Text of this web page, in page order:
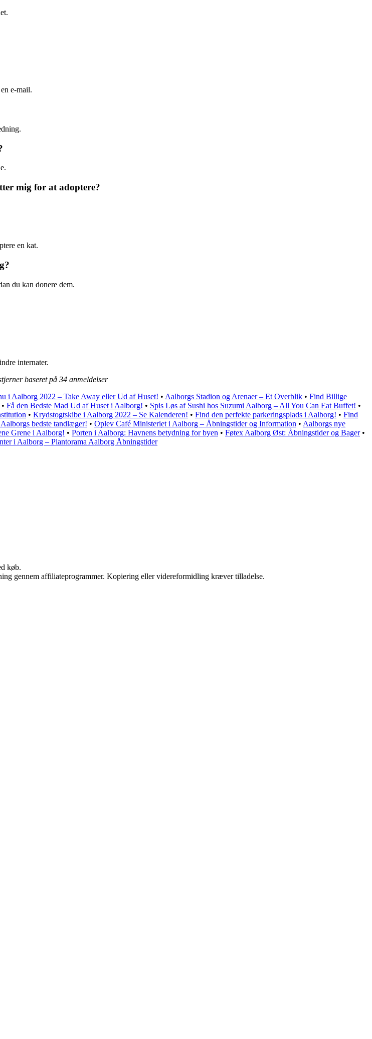
e-mail.
mig for at adoptere?
en kat.
du kan donere dem.
internater.
baseret på 34 anmeldelser
i Aalborg 2022 – Take Away eller Ud af Huset! • Aalborgs Stadion og Arenaer – Et Overblik • Find Billige
• Få den Bedste Mad Ud af Huset i Aalborg! • Spis Løs af Sushi hos Suzumi Aalborg – All You Can Eat Buffet! •
• Krydstogtskibe i Aalborg 2022 – Se Kalenderen! • Find den perfekte parkeringsplads i Aalborg! • Find
bedste tandlæger! • Oplev Café Ministeriet i Aalborg – Åbningstider og Information • Aalborgs nye
Grene i Aalborg! • Porten i Aalborg: Havnens betydning for byen • Føtex Aalborg Øst: Åbningstider og Bager•
i Aalborg – Plantorama Aalborg Åbningstider
køb.
gennem affiliateprogrammer. Kopiering eller videreformidling kræver tilladelse.